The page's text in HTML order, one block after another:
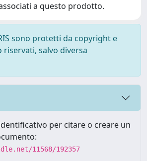
a questo prodotto.
sono protetti da copyright e
salvo diversa
per citare o creare un
11568/192357